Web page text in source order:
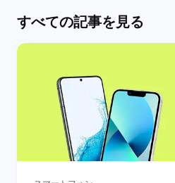
すべての記事を見る